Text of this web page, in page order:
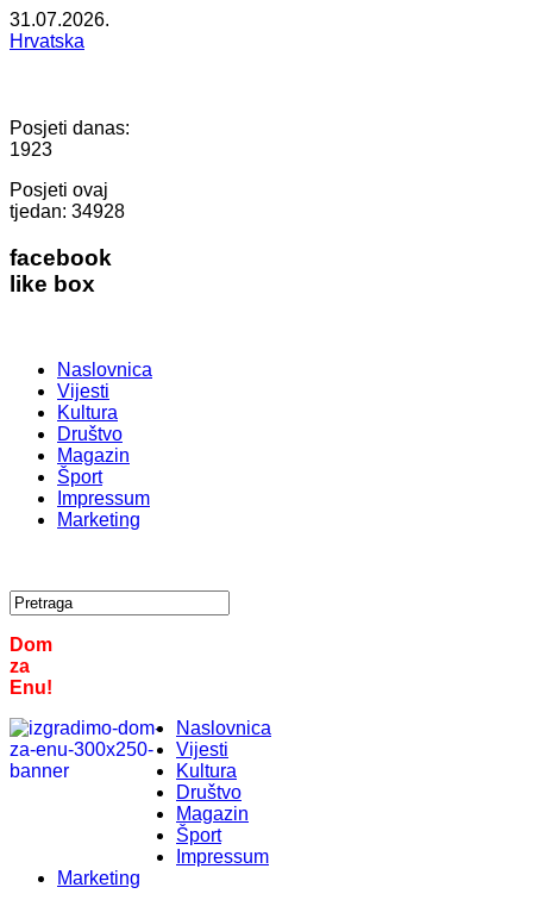
31.07.2026.
Hrvatska
Posjeti danas:
1923
Posjeti ovaj
tjedan: 34928
facebook
like box
Naslovnica
Vijesti
Kultura
Društvo
Magazin
Šport
Impressum
Marketing
Dom
za
Enu!
Naslovnica
Vijesti
Kultura
Društvo
Magazin
Šport
Impressum
Marketing